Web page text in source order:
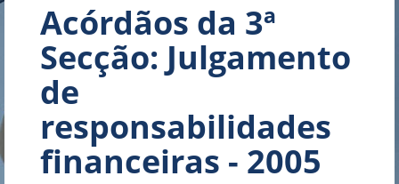
Acórdãos da 3ª
Secção: Julgamento
de
responsabilidades
financeiras - 2005